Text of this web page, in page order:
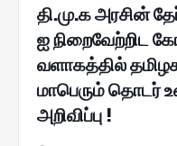
தி.மு.க அரசின்
ஐ நிறைவேற்றிட
வளாகத்தில்
மாபெரும் தொடர்
அறிவிப்பு !